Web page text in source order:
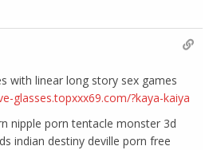
with linear long story sex games
glasses.topxxx69.com/?kaya-kaiya
nipple porn tentacle monster 3d
indian destiny deville porn free